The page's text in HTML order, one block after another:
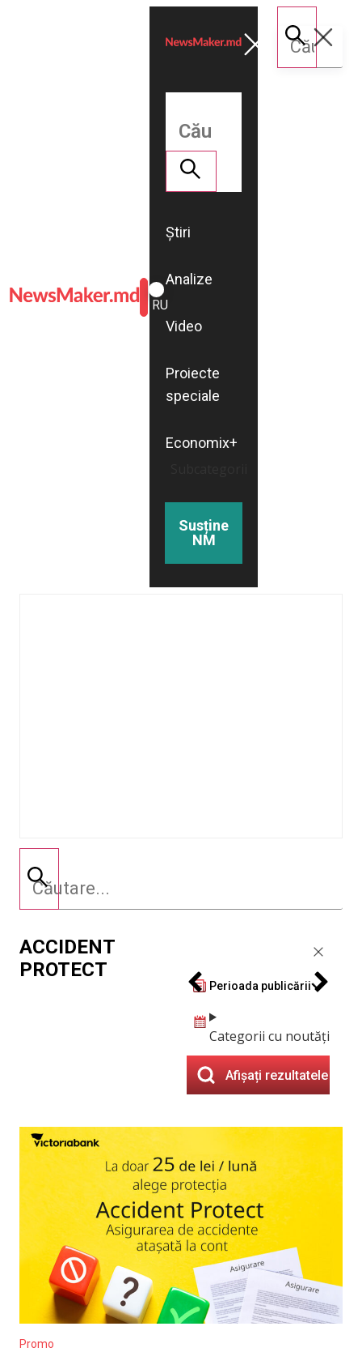
ROMÂNĂ
RU
Știri
Analize
Video
Proiecte
speciale
Economix+
Susține
NM
ACCIDENT
PROTECT
Perioada publicării
Categorii cu noutăți
Afișați rezultatele
Promo